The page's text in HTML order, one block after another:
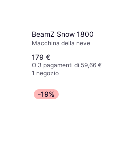
BeamZ Snow 1800
Macchina della neve
179 €
O 3 pagamenti di 59,66 €
1 negozio
-19%